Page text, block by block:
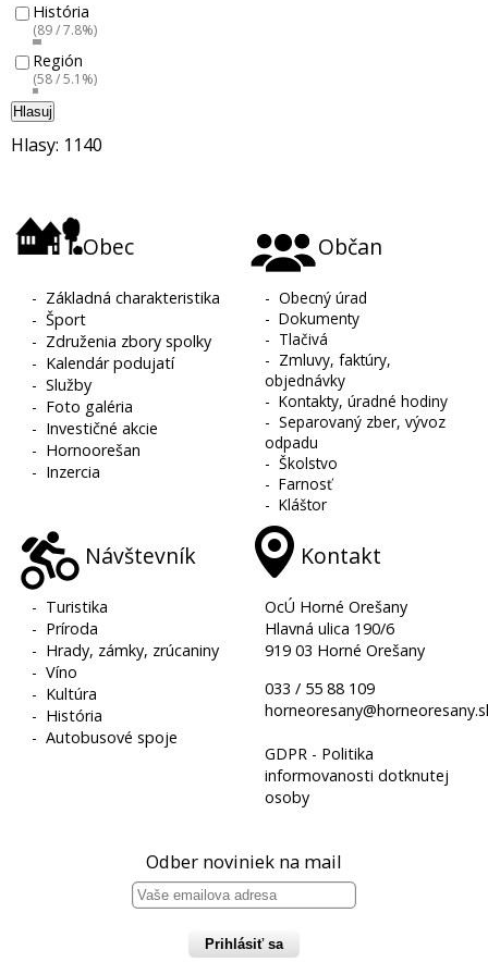
História
(89 / 7.8%)
Región
(58 / 5.1%)
Hlasuj
Hlasy: 1140
Obec
- Základná charakteristika
-Šport
- Združenia zbory spolky
- Kalendár podujatí
-Služby
- Foto galéria
- Investičné akcie
- Hornoorešan
- Inzercia
Občan
-Obecný úrad
-Dokumenty
- Tlačivá
- Zmluvy, faktúry,
objednávky
-Kontakty, úradné hodiny
-Separovaný zber, vývoz
odpadu
-Školstvo
-Farnosť
-Kláštor
Návštevník
- Turistika
- Príroda
- Hrady, zámky, zrúcaniny
-Víno
- Kultúra
- História
-Autobusové spoje
Kontakt
OcÚ Horné Orešany
Hlavná ulica 190/6
919 03 Horné Orešany
033 / 55 88 109
GDPR - Politika
informovanosti dotknutej
osoby
Odber noviniek na mail
Prihlásiť sa